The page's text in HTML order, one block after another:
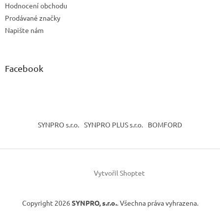
Hodnocení obchodu
Prodávané značky
Napište nám
Facebook
SYNPRO s.r.o. SYNPRO PLUS s.r.o. BOMFORD
Vytvořil Shoptet
Copyright 2026 SYNPRO, s.r.o.. Všechna práva vyhrazena.